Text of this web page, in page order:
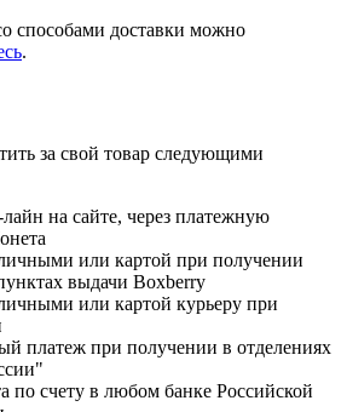
способами доставки можно
.
за свой товар следующими
на сайте, через платежную
или картой при получении
выдачи Boxberry
или картой курьеру при
платеж при получении в отделениях
по счету в любом банке Российской